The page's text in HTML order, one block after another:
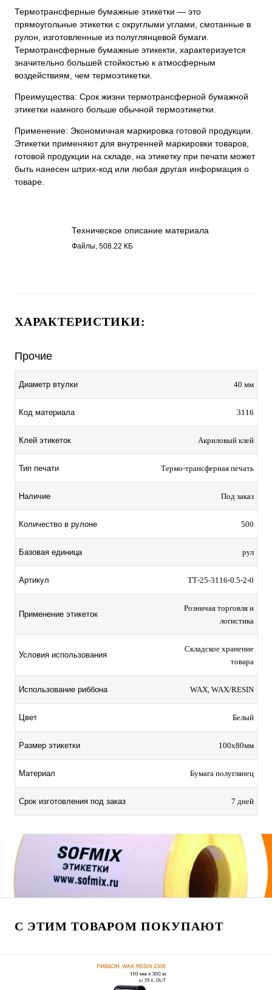
Термотрансферные бумажные этикетки — это
прямоугольные этикетки с округлыми углами, смотанные в
рулон, изготовленные из полуглянцевой бумаги.
Термотрансферные бумажные этикекти, характеризуется
значительно большей стойкостью к атмосферным
воздействиям, чем термоэтикетки.
Преимущества: Срок жизни термотрансферной бумажной
этикетки намного больше обычной термоэтикетки.
Применение: Экономичная маркировка готовой продукции.
Этикетки применяют для внутренней маркировки товаров,
готовой продукции на складе, на этикетку при печати может
быть нанесен штрих-код или любая другая информация о
товаре.
Техническое описание материала
Бумага полуглянец 3116.pdf
Файлы, 508.22 КБ
ХАРАКТЕРИСТИКИ:
Прочие
Диаметр втулки 40 мм
Код материала 3116
Клей этикеток Акриловый клей
Тип печати Термо-трансферная печать
Наличие Под заказ
Количество в рулоне 500
Базовая единица рул
Артикул TТ-25-3116-0.5-2-0
Применение этикеток
Розничая торговля и
логистика
Условия использования
Складское хранение
товара
Использование риббона WAX, WAX/RESIN
Цвет Белый
Размер этикетки 100х80мм
Материал Бумага полуглянец
Срок изготовления под заказ 7 дней
С ЭТИМ ТОВАРОМ ПОКУПАЮТ